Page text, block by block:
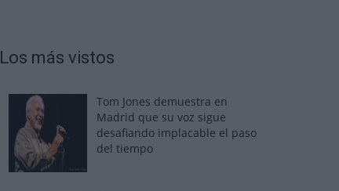
Los más vistos
Tom Jones demuestra en
Madrid que su voz sigue
desafiando implacable el paso
del tiempo